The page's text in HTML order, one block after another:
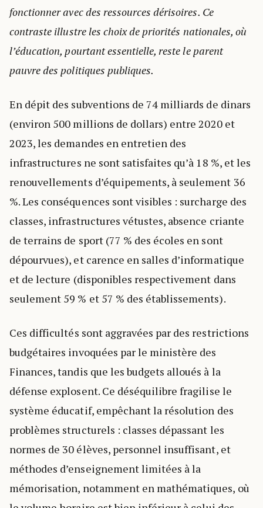
fonctionner avec des ressources dérisoires. Ce
contraste illustre les choix de priorités nationales, où
l’éducation, pourtant essentielle, reste le parent
pauvre des politiques publiques.
En dépit des subventions de 74 milliards de dinars
(environ 500 millions de dollars) entre 2020 et
2023, les demandes en entretien des
infrastructures ne sont satisfaites qu’à 18 %, et les
renouvellements d’équipements, à seulement 36
%. Les conséquences sont visibles : surcharge des
classes, infrastructures vétustes, absence criante
de terrains de sport (77 % des écoles en sont
dépourvues), et carence en salles d’informatique
et de lecture (disponibles respectivement dans
seulement 59 % et 57 % des établissements).
Ces difficultés sont aggravées par des restrictions
budgétaires invoquées par le ministère des
Finances, tandis que les budgets alloués à la
défense explosent. Ce déséquilibre fragilise le
système éducatif, empêchant la résolution des
problèmes structurels : classes dépassant les
normes de 30 élèves, personnel insuffisant, et
méthodes d’enseignement limitées à la
mémorisation, notamment en mathématiques, où